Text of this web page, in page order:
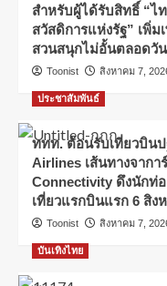
สำหรับผู้ได้รับสิทธิ์ “ไ
สวัสดิการแห่งรัฐ” เพิ่
สวนสนุกไม่อั้นตลอดวัน
Toonist สิงหาคม 7,
ประชาสัมพันธ์
ททท. ต้อนรับเที่ยวบิน
Airlines เส้นทางจากา
Connectivity ดึงนักท่
เที่ยวแรกบินแรก 6 สิง
Toonist สิงหาคม 7,
บันเทิงไทย